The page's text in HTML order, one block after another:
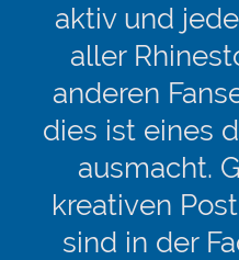
aktiv und
aller
anderen
dies ist eines
ausmacht.
kreativen
sind in der